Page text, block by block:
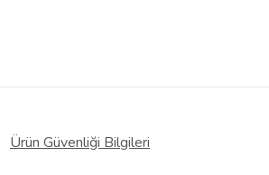
Ürün Güvenliği Bilgileri